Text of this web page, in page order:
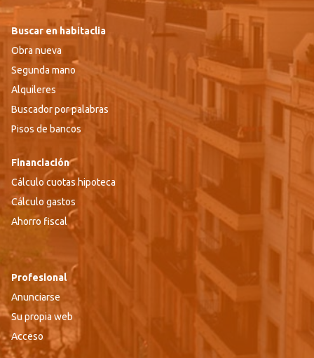
Buscar en habitaclia
Obra nueva
Segunda mano
Alquileres
Buscador por palabras
Pisos de bancos
Financiación
Cálculo cuotas hipoteca
Cálculo gastos
Ahorro fiscal
Profesional
Anunciarse
Su propia web
Acceso